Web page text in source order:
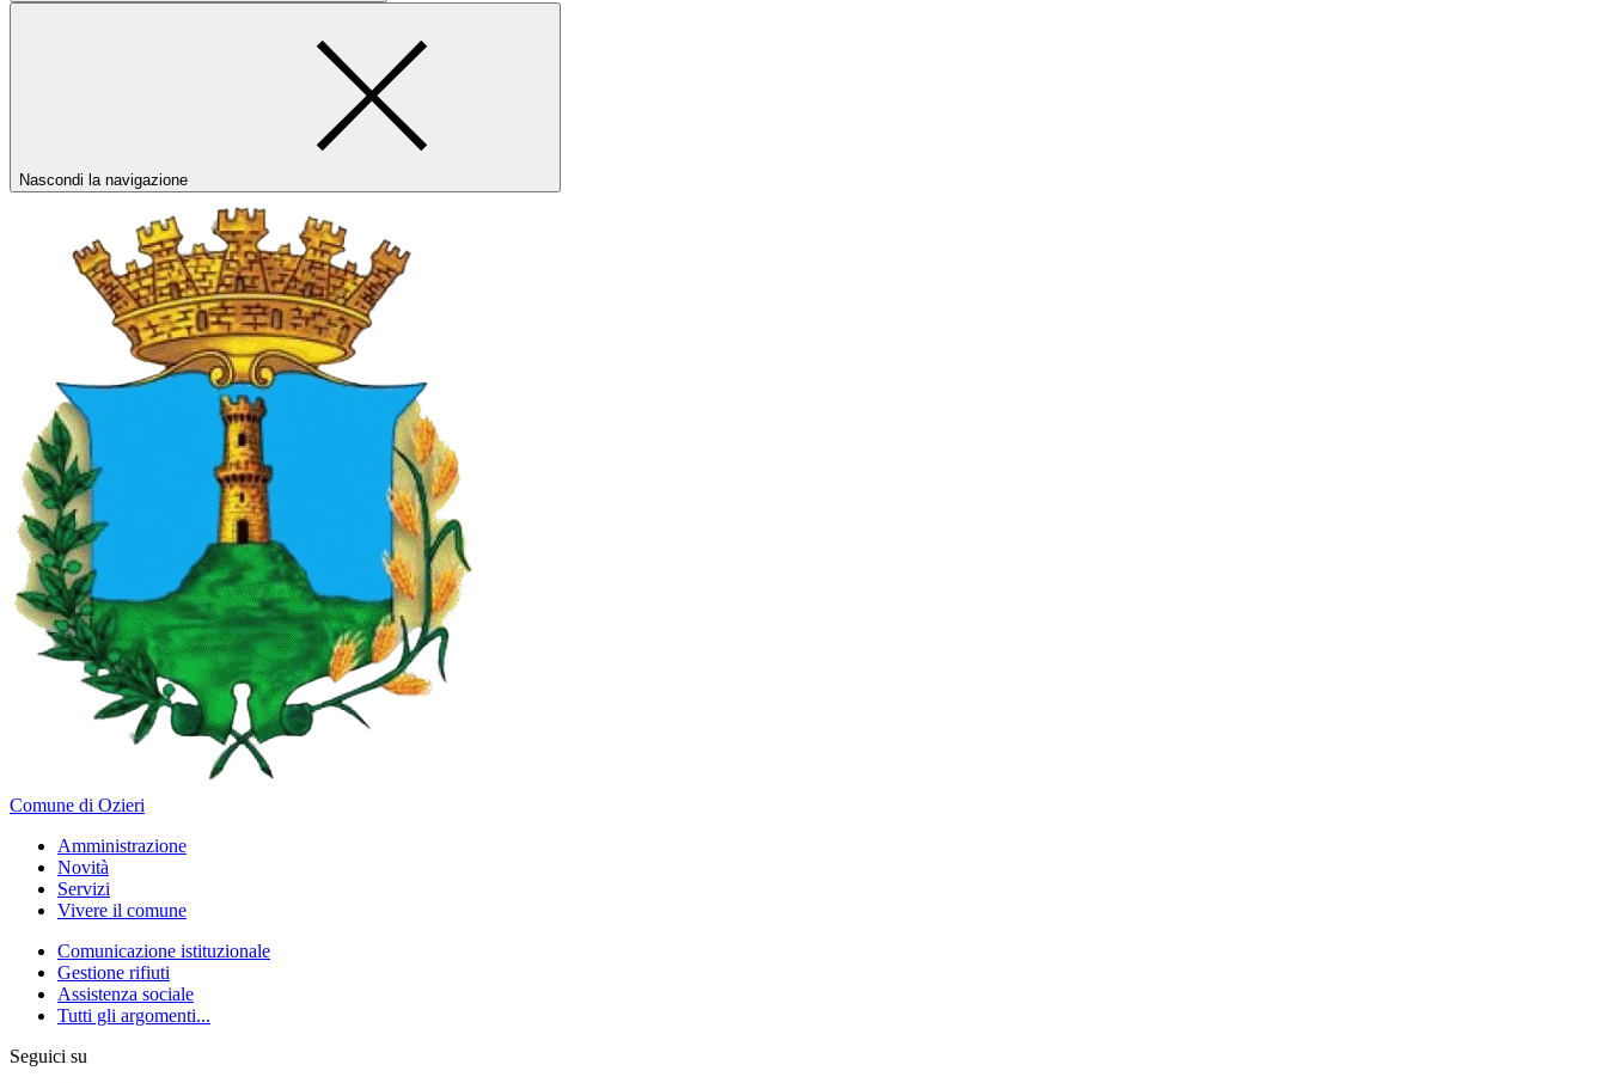
Nascondi la navigazione
Comune di Ozieri
Amministrazione
Novità
Servizi
Vivere il comune
Comunicazione istituzionale
Gestione rifiuti
Assistenza sociale
Tutti gli argomenti...
Seguici su